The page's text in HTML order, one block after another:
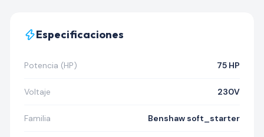
Especificaciones
Potencia (HP) 75 HP
Voltaje 230V
Familia Benshaw soft_starter